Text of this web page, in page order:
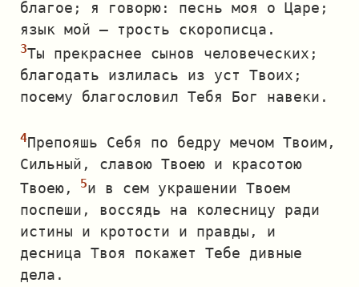
благое; я говорю: песнь моя о Царе;
язык мой — трость скорописца.
Ты прекраснее сынов человеческих;
благодать излилась из уст Твоих;
посему благословил Тебя Бог навеки.
Препояшь Себя по бедру мечом Твоим,
Сильный, славою Твоею и красотою
Твоею,
и в сем украшении Твоем
поспеши, воссядь на колесницу ради
истины и кротости и правды, и
десница Твоя покажет Тебе дивные
дела.